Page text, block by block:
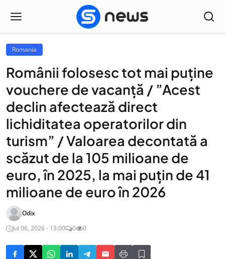
Romania
Românii folosesc tot mai puține
vouchere de vacanță / ”Acest
declin afectează direct
lichiditatea operatorilor din
turism” / Valoarea decontată a
scăzut de la 105 milioane de
euro, în 2025, la mai puțin de 41
milioane de euro în 2026
Odix
Jul 06, 2026 - 13:00
0 0